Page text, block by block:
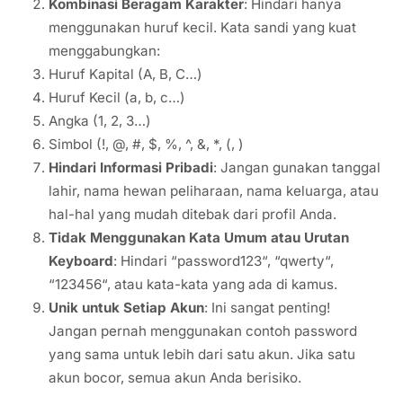
Kombinasi Beragam Karakter: Hindari hanya
menggunakan huruf kecil. Kata sandi yang kuat
menggabungkan:
Huruf Kapital (A, B, C…)
Huruf Kecil (a, b, c…)
Angka (1, 2, 3…)
Simbol (!, @, #, $, %, ^, &, *, (, )
Hindari Informasi Pribadi: Jangan gunakan tanggal
lahir, nama hewan peliharaan, nama keluarga, atau
hal-hal yang mudah ditebak dari profil Anda.
Tidak Menggunakan Kata Umum atau Urutan
Keyboard: Hindari “password123“, “qwerty“,
“123456“, atau kata-kata yang ada di kamus.
Unik untuk Setiap Akun: Ini sangat penting!
Jangan pernah menggunakan contoh password
yang sama untuk lebih dari satu akun. Jika satu
akun bocor, semua akun Anda berisiko.